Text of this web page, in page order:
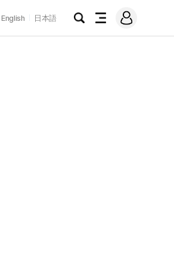
English 日本語
검
전
메
그